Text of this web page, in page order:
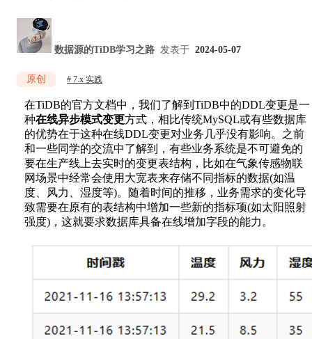
数据源的TiDB学习之路 发表于 2024-05-07
原创 7.x 实践
在TiDB的官方文档中，我们了解到TiDB中的DDL变更是一
种在线异步模式变更方式，相比传统MySQL或有些数据库
的优势在于这种在线DDL变更对业务几乎没有影响。之前
和一些同学的交流中了解到，有些业务系统是不可避免的
要在生产线上去实时的变更表结构，比如在气象传感物联
网场景中经常会使用大宽表来存储不同指标的数据(如温
度、风力、湿度等)。随着时间的推移，业务需求的变化导
致需要在原有的表结构中增加一些新的指标项(如太阳照射
强度)，这就要求数据库具备在线增加字段的能力。